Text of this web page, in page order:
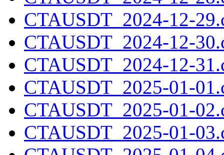
CTAUSDT_2024-12-
CTAUSDT_2024-12-
CTAUSDT_2024-12-
CTAUSDT_2025-01-
CTAUSDT_2025-01-
CTAUSDT_2025-01-